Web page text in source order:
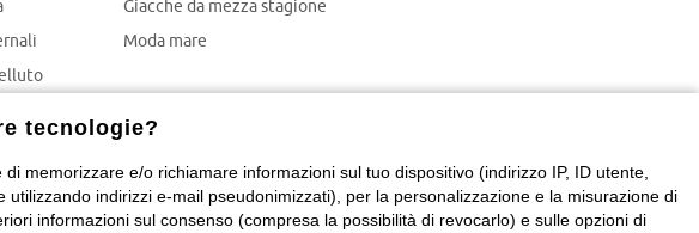
Giacche da mezza stagione
Moda mare
tecnologie?
di memorizzare e/o richiamare informazioni sul tuo dispositivo (indirizzo IP, ID utente,
indirizzi e-mail pseudonimizzati), per la personalizzazione e la misurazione di
informazioni sul consenso (compresa la possibilità di revocarlo) e sulle opzioni di